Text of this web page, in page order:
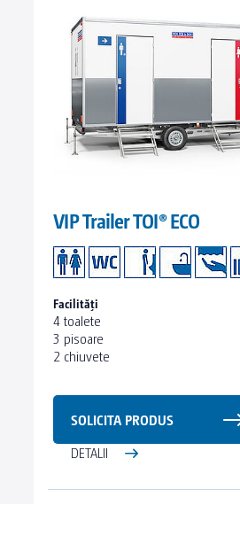
VIP Trailer TOI® ECO
Facilităţi
4 toalete
3 pisoare
2 chiuvete
SOLICITA PRODUS
DETALII